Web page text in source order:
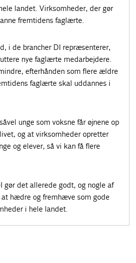
landet. Virksomheder, der gør
fremtidens faglærte.
i de brancher DI repræsenterer,
nye faglærte medarbejdere.
efterhånden som flere ældre
faglærte skal uddannes i
unge som voksne får øjnene op
og at virksomheder opretter
og elever, så vi kan få flere
gør det allerede godt, og nogle af
hædre og fremhæve som gode
i hele landet.